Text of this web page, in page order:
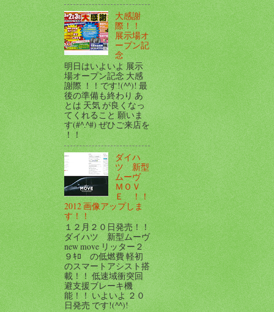
大感謝
際！！
展示場オ
ープン記
念
明日はいよいよ 展示
場オープン記念 大感
謝際 ！！です!(^^)! 最
後の準備も終わり あ
とは 天気 が良くなっ
てくれること 願いま
す(#^.^#) ぜひご来店を
！！
ダイハ
ツ 新型
ムーヴ
ＭＯＶ
Ｅ ！！
2012 画像アップしま
す！！
１２月２０日発売！！
ダイハツ 新型ムーヴ
new move リッター２
９ｷﾛ の低燃費 軽初
のスマートアシスト搭
載！！ 低速域衝突回
避支援ブレーキ機
能！！ いよいよ ２０
日発売 です!(^^)!